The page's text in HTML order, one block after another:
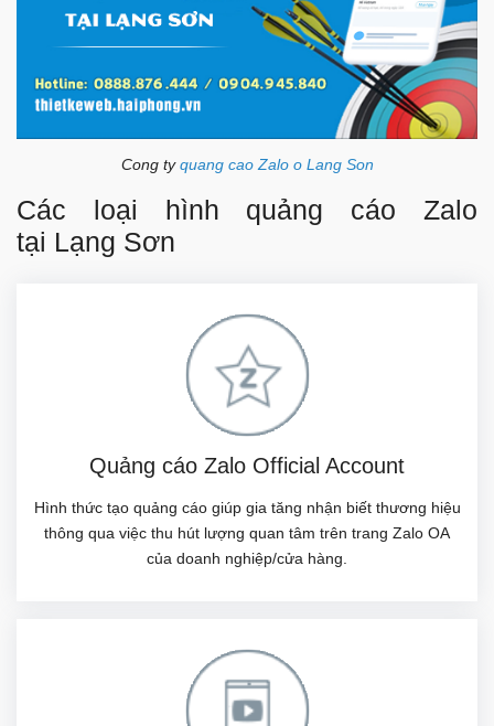
Cong tyquang cao Zalo o Lang Son
Các loại hình quảng cáo Zalo
tại Lạng Sơn
Quảng cáo Zalo Official Account
Hình thức tạo quảng cáo giúp gia tăng nhận biết thương hiệu
thông qua việc thu hút lượng quan tâm trên trang Zalo OA
của doanh nghiệp/cửa hàng.